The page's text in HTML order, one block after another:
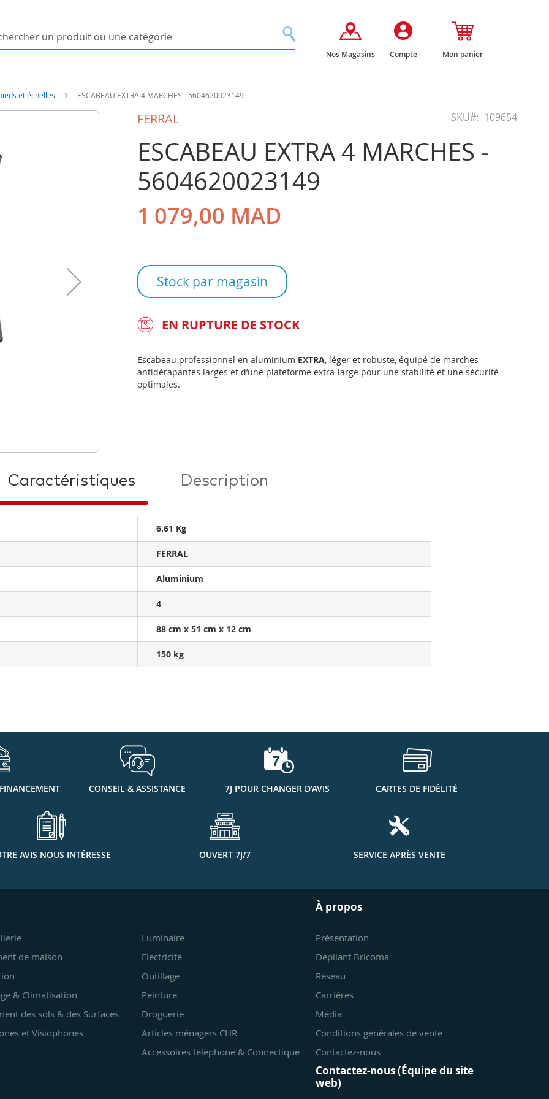
RechercherNos Magasins Compte Mon panier
et échelles ESCABEAU EXTRA 4 MARCHES - 5604620023149
FERRAL SKU 109654
ESCABEAU EXTRA 4 MARCHES -
5604620023149
1 079,00 MAD
Stock par magasin
EN RUPTURE DE STOCK
Escabeau professionnel en aluminium EXTRA, léger et robuste, équipé de marches
antidérapantes larges et d’une plateforme extra-large pour une stabilité et une sécurité
optimales.
Caractéristiques
6.61 Kg
FERRAL
Aluminium
4
88 cm x 51 cm x 12 cm
150 kg
Description
CONSEIL & ASSISTANCE 7J POUR CHANGER D’AVIS CARTES DE FIDÉLITÉ
AVIS NOUS INTÉRESSE OUVERT 7J/7 SERVICE APRÈS VENTE
de maison
& Climatisation
des sols & des Surfaces
et Visiophones
Luminaire
Electricité
Outillage
Peinture
Droguerie
Articles ménagers CHR
Accessoires téléphone & Connectique
À propos
Présentation
Dépliant Bricoma
Réseau
Carrières
Média
Conditions générales de vente
Contactez-nous
Contactez-nous (Équipe du site
web)